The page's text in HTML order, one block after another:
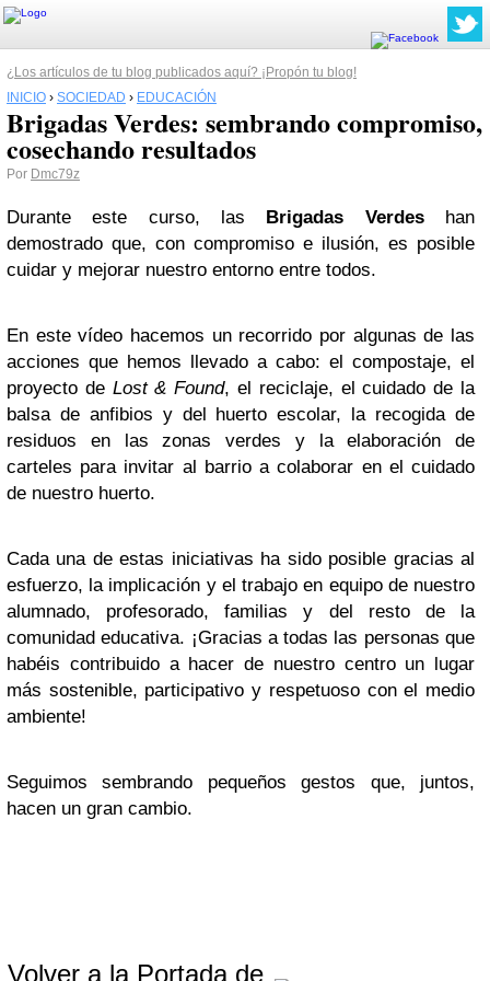
¿Los artículos de tu blog publicados aquí? ¡Propón tu blog!
INICIO › SOCIEDAD › EDUCACIÓN
Brigadas Verdes: sembrando compromiso,
cosechando resultados
Por Dmc79z
Durante este curso, las Brigadas Verdeshan
demostrado que, con compromiso e ilusión, es posible
cuidar y mejorar nuestro entorno entre todos.
En este vídeo hacemos un recorrido por algunas de las
acciones que hemos llevado a cabo: el compostaje, el
proyecto de Lost & Found, el reciclaje, el cuidado de la
balsa de anfibios y del huerto escolar, la recogida de
residuos en las zonas verdes y la elaboración de
carteles para invitar al barrio a colaborar en el cuidado
de nuestro huerto.
Cada una de estas iniciativas ha sido posible gracias al
esfuerzo, la implicación y el trabajo en equipo de nuestro
alumnado, profesorado, familias y del resto de la
comunidad educativa. ¡Gracias a todas las personas que
habéis contribuido a hacer de nuestro centro un lugar
más sostenible, participativo y respetuoso con el medio
ambiente!
Seguimos sembrando pequeños gestos que, juntos,
hacen un gran cambio.
Volver a la Portada de